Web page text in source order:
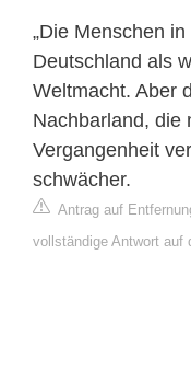
„Die Menschen
Deutschland als
Weltmacht. Aber
Nachbarland, die
Vergangenheit
schwächer.
Antrag auf
vollständige Antwort auf